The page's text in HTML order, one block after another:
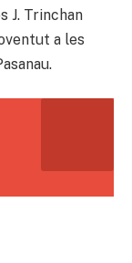
J. Trinchan
a les